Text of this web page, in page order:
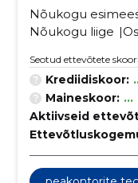
Nõukogu
Nõukogu liige
Seotud ettevõtete
Krediidiskoor:
Maineskoor: ...
Aktiivseid